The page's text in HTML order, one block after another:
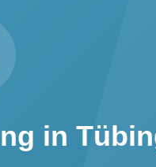
in